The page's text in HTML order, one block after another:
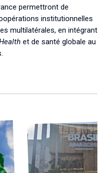
permettront de
institutionnelles
multilatérales, en intégrant
et de santé globale au